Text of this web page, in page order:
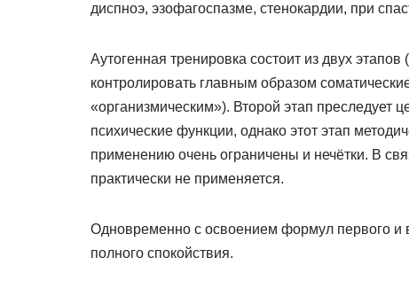
диспноэ, эзофагоспазме, стенокардии, при
Аутогенная тренировка состоит из двух
контролировать главным образом
«организмическим»). Второй этап преследует
психические функции, однако этот этап
применению очень ограничены и нечётки. В
практически не применяется.
Одновременно с освоением формул первого и
полного спокойствия.